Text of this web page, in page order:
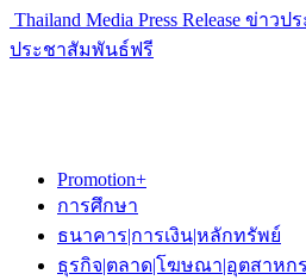
Thailand Media Press Release ข่า
ประชาสัมพันธ์ฟรี
Promotion+
การศึกษา
ธนาคาร|การเงิน|หลักทรัพย์
ธุรกิจ|ตลาด|โฆษณา|อุตสาหก